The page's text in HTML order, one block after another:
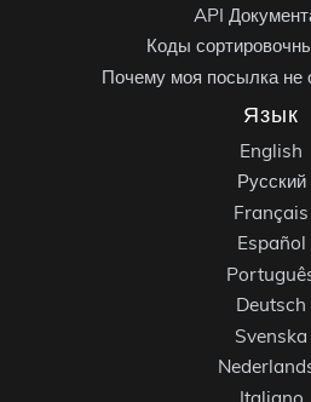
API
Коды
Почему моя посылка не
Язык
English
Русский
Français
Español
Deutsch
Svenska